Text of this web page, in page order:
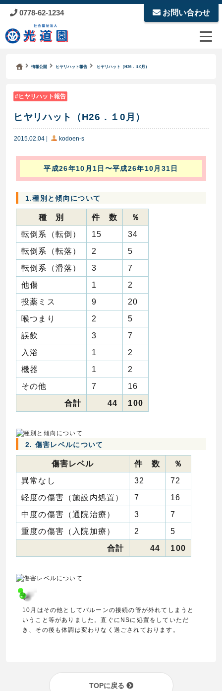
0778-62-1234 お問い合わせ
社会福祉法人 光道園
情報公開 ヒヤリハット報告 ヒヤリハット（H26．１0月）
ヒヤリハット報告
ヒヤリハット（H26．１0月）
2015.02.04 kodoen-s
平成26年10月1日〜平成26年10月31日
1.種別と傾向について
種 別 件 数
％
転倒系（転倒）
15
34
転倒系（転落）
2
5
転倒系（滑落）
3
7
他傷
1
2
投薬ミス
9
20
喉つまり
2
5
誤飲
3
7
入浴
1
2
機器
1
2
その他
7
16
合計
44 100
2. 傷害レベルについて
傷害レベル 件 数
％
異常なし
32
72
軽度の傷害（施設内処置）
7
16
中度の傷害（通院治療）
3
7
重度の傷害（入院加療）
2
5
合計
44 100
10月はその他としてバルーンの接続の管が外れてしまうと
いうこと等がありました。直ぐにNSに処置をしていただ
き、その後も体調は変わりなく過ごされております。
TOPに戻る